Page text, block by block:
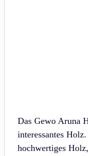
Das Gewo Aruna
interessantes
hochwertiges